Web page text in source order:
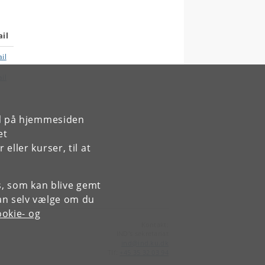
hjemmesiden
eller kurser, til at
som kan blive gemt
selv vælge om du
og